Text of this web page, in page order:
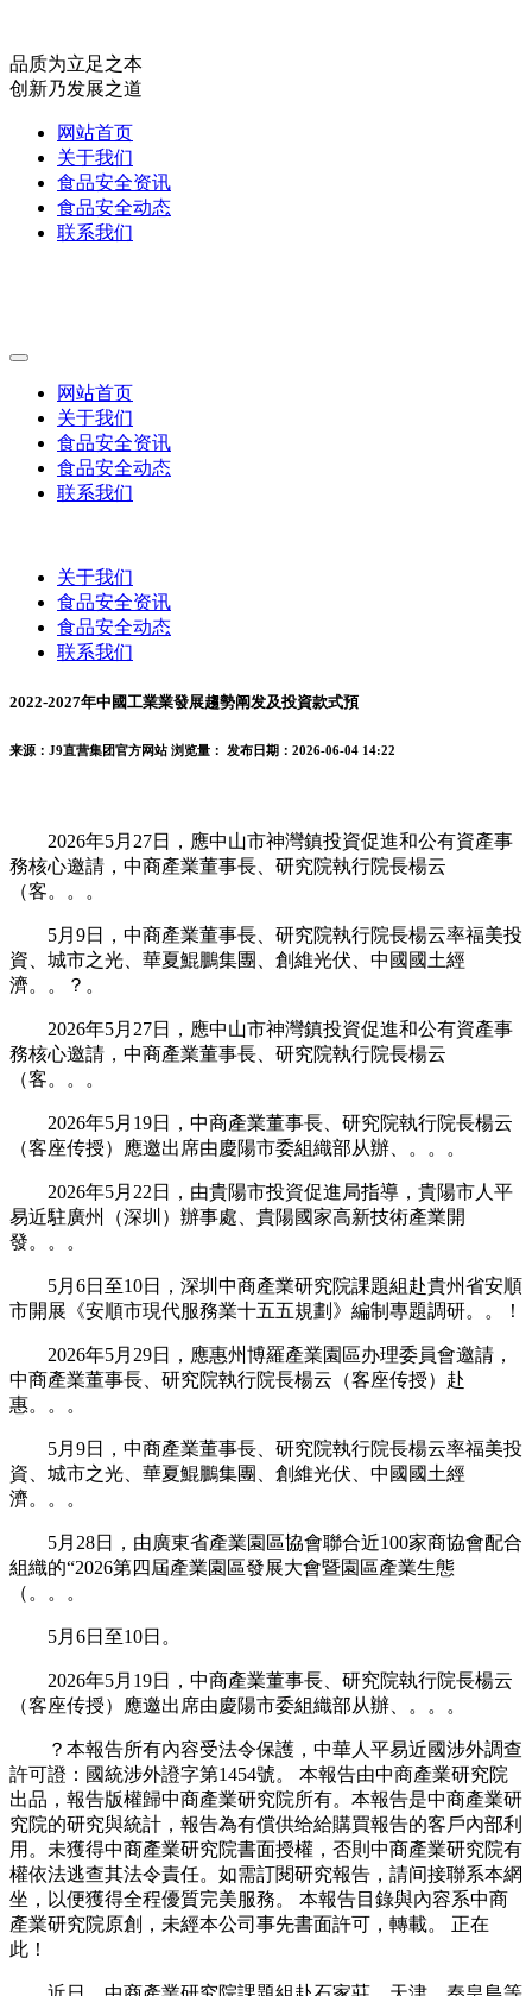
品质为立足之本
创新乃发展之道
网站首页
关于我们
食品安全资讯
食品安全动态
联系我们
网站首页
关于我们
食品安全资讯
食品安全动态
联系我们
关于我们
食品安全资讯
食品安全动态
联系我们
2022-2027年中國工業業發展趨勢阐发及投資款式預
来源：J9直营集团官方网站 浏览量： 发布日期：2026-06-04 14:22
2026年5月27日，應中山市神灣鎮投資促進和公有資產事
務核心邀請，中商產業董事長、研究院執行院長楊云
（客。。。
5月9日，中商產業董事長、研究院執行院長楊云率福美投
資、城市之光、華夏鯤鵬集團、創維光伏、中國國土經
濟。。？。
2026年5月27日，應中山市神灣鎮投資促進和公有資產事
務核心邀請，中商產業董事長、研究院執行院長楊云
（客。。。
2026年5月19日，中商產業董事長、研究院執行院長楊云
（客座传授）應邀出席由慶陽市委組織部从辦、。。。
2026年5月22日，由貴陽市投資促進局指導，貴陽市人平
易近駐廣州（深圳）辦事處、貴陽國家高新技術產業開
發。。。
5月6日至10日，深圳中商產業研究院課題組赴貴州省安順
市開展《安順市現代服務業十五五規劃》編制專題調研。。！
2026年5月29日，應惠州博羅產業園區办理委員會邀請，
中商產業董事長、研究院執行院長楊云（客座传授）赴
惠。。。
5月9日，中商產業董事長、研究院執行院長楊云率福美投
資、城市之光、華夏鯤鵬集團、創維光伏、中國國土經
濟。。。
5月28日，由廣東省產業園區協會聯合近100家商協會配合
組織的“2026第四屆產業園區發展大會暨園區產業生態
（。。。
5月6日至10日。
2026年5月19日，中商產業董事長、研究院執行院長楊云
（客座传授）應邀出席由慶陽市委組織部从辦、。。。
？本報告所有內容受法令保護，中華人平易近國涉外調查
許可證：國統涉外證字第1454號。 本報告由中商產業研究院
出品，報告版權歸中商產業研究院所有。本報告是中商產業研
究院的研究與統計，報告為有償供给給購買報告的客戶內部利
用。未獲得中商產業研究院書面授權，否則中商產業研究院有
權依法逃查其法令責任。如需訂閱研究報告，請间接聯系本網
坐，以便獲得全程優質完美服務。 本報告目錄與內容系中商
產業研究院原創，未經本公司事先書面許可，轉載。 正在
此！